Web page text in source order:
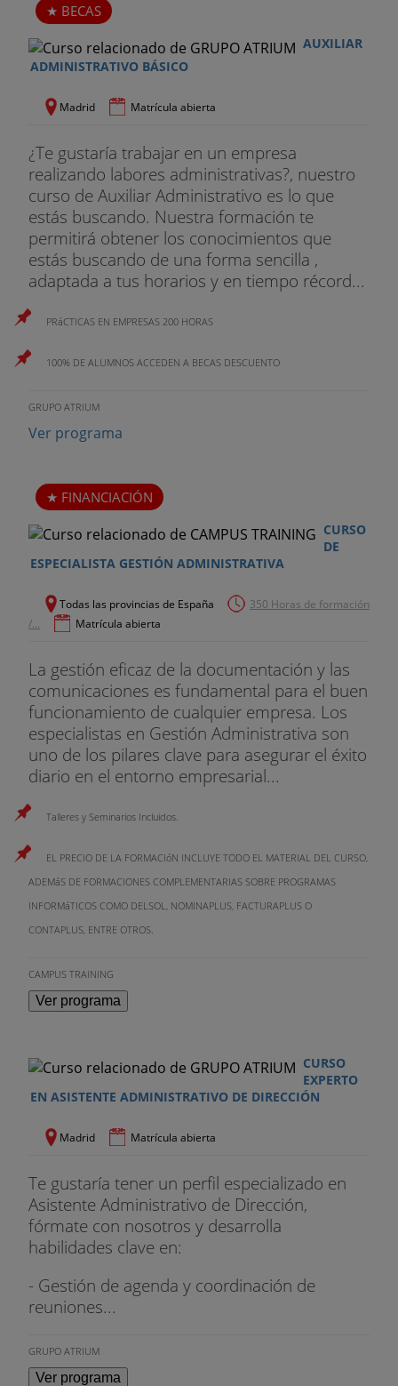
BECAS
AUXILIAR
ADMINISTRATIVO BÁSICO
Madrid Matrícula abierta
¿Te gustaría trabajar en un empresa
realizando labores administrativas?, nuestro
curso de Auxiliar Administrativo es lo que
estás buscando. Nuestra formación te
permitirá obtener los conocimientos que
estás buscando de una forma sencilla ,
adaptada a tus horarios y en tiempo récord...
PRáCTICAS EN EMPRESAS 200 HORAS
100% DE ALUMNOS ACCEDEN A BECAS DESCUENTO
GRUPO ATRIUM
Ver programa
FINANCIACIÓN
CURSO
DE
ESPECIALISTA GESTIÓN ADMINISTRATIVA
Todas las provincias de España
350 Horas de formación
/...
Matrícula abierta
La gestión eficaz de la documentación y las
comunicaciones es fundamental para el buen
funcionamiento de cualquier empresa. Los
especialistas en Gestión Administrativa son
uno de los pilares clave para asegurar el éxito
diario en el entorno empresarial...
Talleres y Seminarios Incluidos.
EL PRECIO DE LA FORMACIóN INCLUYE TODO EL MATERIAL DEL CURSO,
ADEMáS DE FORMACIONES COMPLEMENTARIAS SOBRE PROGRAMAS
INFORMáTICOS COMO DELSOL, NOMINAPLUS, FACTURAPLUS O
CONTAPLUS, ENTRE OTROS.
CAMPUS TRAINING
Ver programa
CURSO
EXPERTO
EN ASISTENTE ADMINISTRATIVO DE DIRECCIÓN
Madrid Matrícula abierta
Te gustaría tener un perfil especializado en
Asistente Administrativo de Dirección,
fórmate con nosotros y desarrolla
habilidades clave en:
- Gestión de agenda y coordinación de
reuniones...
GRUPO ATRIUM
Ver programa